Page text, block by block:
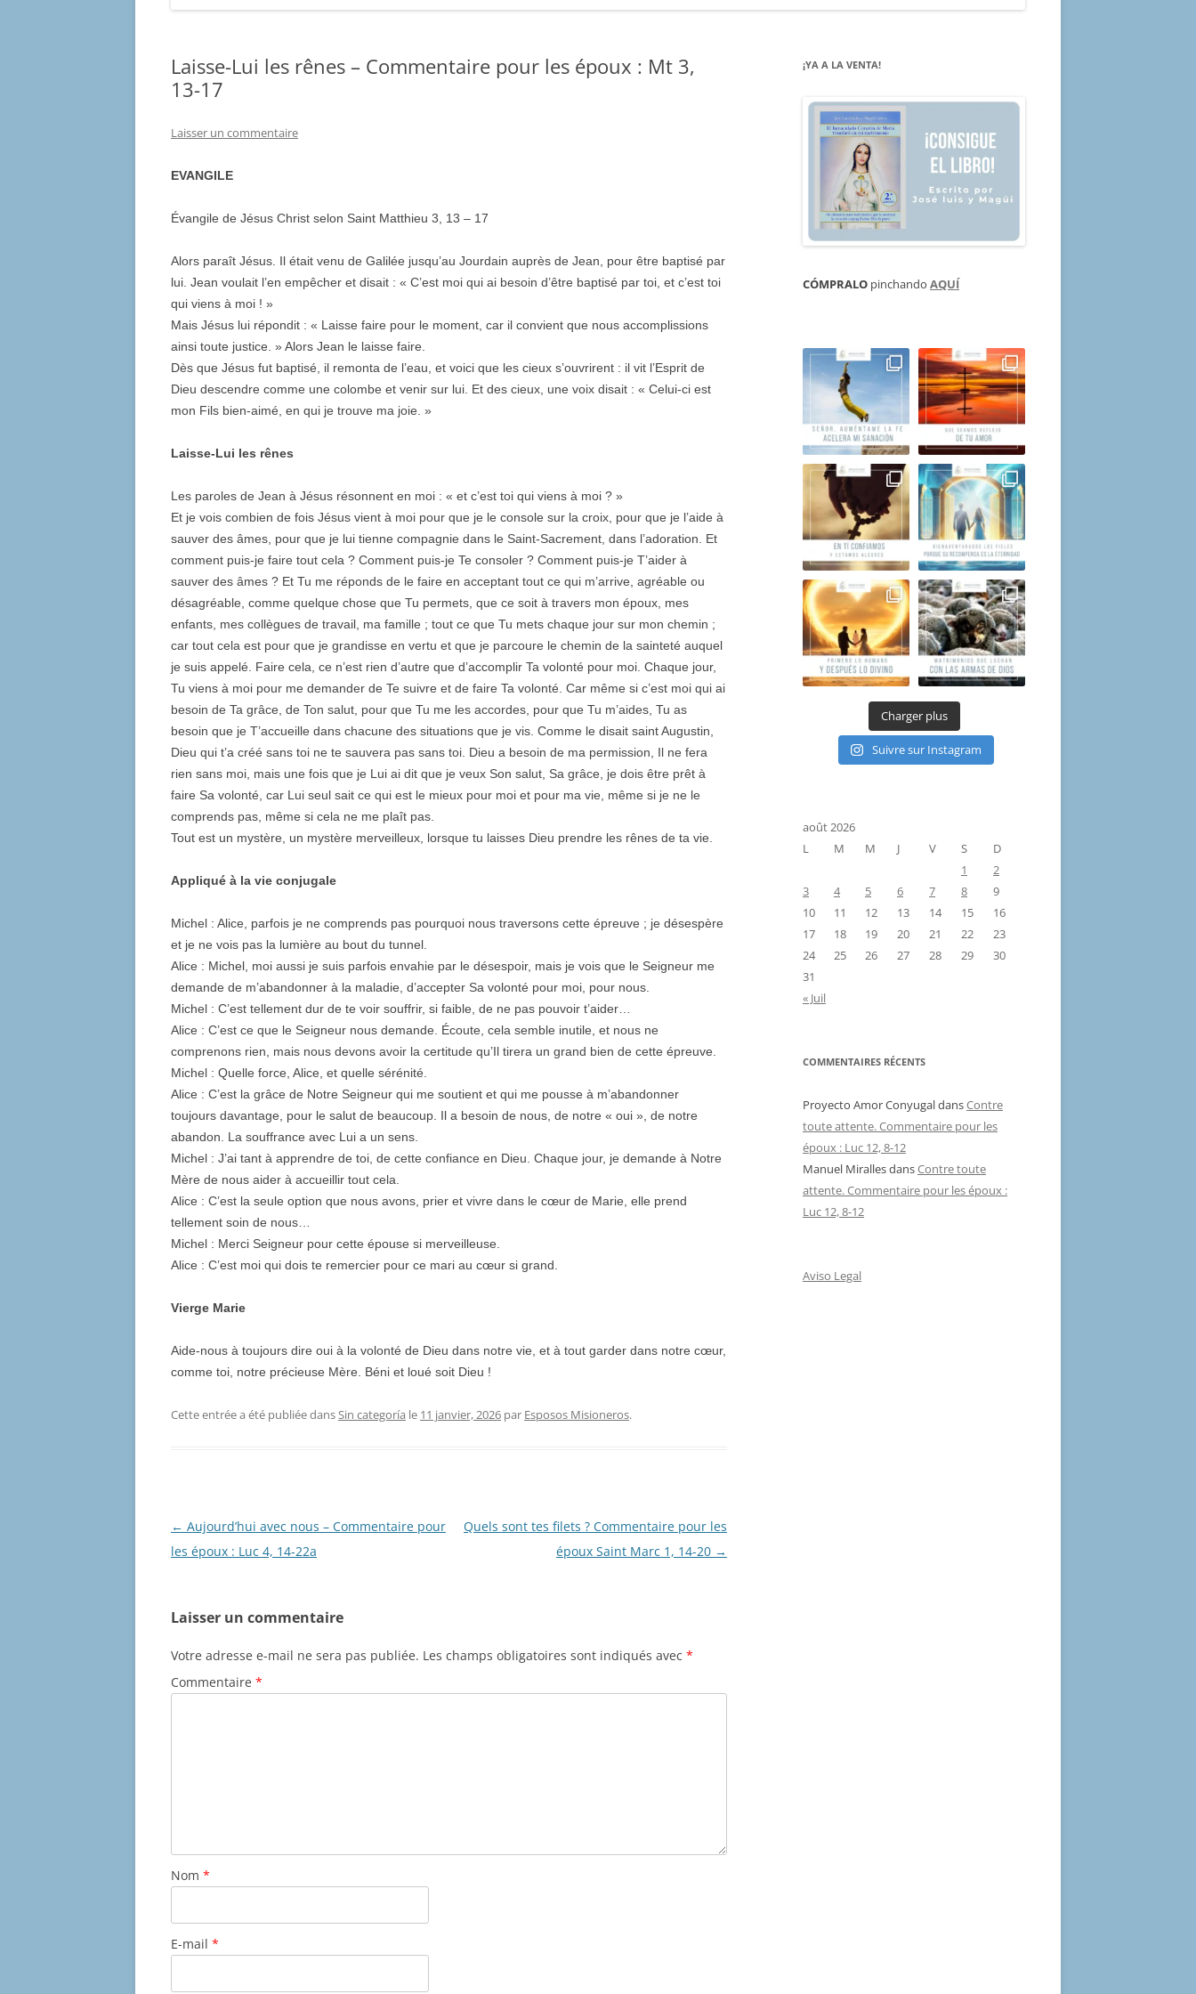
Laisse-Lui les rênes – Commentaire pour les époux : Mt 3,
13-17
Laisser un commentaire
EVANGILE
Évangile de Jésus Christ selon Saint Matthieu 3, 13 – 17
Alors paraît Jésus. Il était venu de Galilée jusqu’au Jourdain auprès de Jean, pour être baptisé par
lui. Jean voulait l’en empêcher et disait : « C’est moi qui ai besoin d’être baptisé par toi, et c’est toi
qui viens à moi ! »
Mais Jésus lui répondit : « Laisse faire pour le moment, car il convient que nous accomplissions
ainsi toute justice. » Alors Jean le laisse faire.
Dès que Jésus fut baptisé, il remonta de l’eau, et voici que les cieux s’ouvrirent : il vit l’Esprit de
Dieu descendre comme une colombe et venir sur lui. Et des cieux, une voix disait : « Celui-ci est
mon Fils bien-aimé, en qui je trouve ma joie. »
Laisse-Lui les rênes
Les paroles de Jean à Jésus résonnent en moi : « et c’est toi qui viens à moi ? »
Et je vois combien de fois Jésus vient à moi pour que je le console sur la croix, pour que je l’aide à
sauver des âmes, pour que je lui tienne compagnie dans le Saint-Sacrement, dans l’adoration. Et
comment puis-je faire tout cela ? Comment puis-je Te consoler ? Comment puis-je T’aider à
sauver des âmes ? Et Tu me réponds de le faire en acceptant tout ce qui m’arrive, agréable ou
désagréable, comme quelque chose que Tu permets, que ce soit à travers mon époux, mes
enfants, mes collègues de travail, ma famille ; tout ce que Tu mets chaque jour sur mon chemin ;
car tout cela est pour que je grandisse en vertu et que je parcoure le chemin de la sainteté auquel
je suis appelé. Faire cela, ce n’est rien d’autre que d’accomplir Ta volonté pour moi. Chaque jour,
Tu viens à moi pour me demander de Te suivre et de faire Ta volonté. Car même si c’est moi qui ai
besoin de Ta grâce, de Ton salut, pour que Tu me les accordes, pour que Tu m’aides, Tu as
besoin que je T’accueille dans chacune des situations que je vis. Comme le disait saint Augustin,
Dieu qui t’a créé sans toi ne te sauvera pas sans toi. Dieu a besoin de ma permission, Il ne fera
rien sans moi, mais une fois que je Lui ai dit que je veux Son salut, Sa grâce, je dois être prêt à
faire Sa volonté, car Lui seul sait ce qui est le mieux pour moi et pour ma vie, même si je ne le
comprends pas, même si cela ne me plaît pas.
Tout est un mystère, un mystère merveilleux, lorsque tu laisses Dieu prendre les rênes de ta vie.
Appliqué à la vie conjugale
Michel : Alice, parfois je ne comprends pas pourquoi nous traversons cette épreuve ; je désespère
et je ne vois pas la lumière au bout du tunnel.
Alice : Michel, moi aussi je suis parfois envahie par le désespoir, mais je vois que le Seigneur me
demande de m’abandonner à la maladie, d’accepter Sa volonté pour moi, pour nous.
Michel : C’est tellement dur de te voir souffrir, si faible, de ne pas pouvoir t’aider…
Alice : C’est ce que le Seigneur nous demande. Écoute, cela semble inutile, et nous ne
comprenons rien, mais nous devons avoir la certitude qu’Il tirera un grand bien de cette épreuve.
Michel : Quelle force, Alice, et quelle sérénité.
Alice : C’est la grâce de Notre Seigneur qui me soutient et qui me pousse à m’abandonner
toujours davantage, pour le salut de beaucoup. Il a besoin de nous, de notre « oui », de notre
abandon. La souffrance avec Lui a un sens.
Michel : J’ai tant à apprendre de toi, de cette confiance en Dieu. Chaque jour, je demande à Notre
Mère de nous aider à accueillir tout cela.
Alice : C’est la seule option que nous avons, prier et vivre dans le cœur de Marie, elle prend
tellement soin de nous…
Michel : Merci Seigneur pour cette épouse si merveilleuse.
Alice : C’est moi qui dois te remercier pour ce mari au cœur si grand.
Vierge Marie
Aide-nous à toujours dire oui à la volonté de Dieu dans notre vie, et à tout garder dans notre cœur,
comme toi, notre précieuse Mère. Béni et loué soit Dieu !
Cette entrée a été publiée dansSin categoría le 11 janvier, 2026 par Esposos Misioneros.
Navigation
des
← Aujourd’hui avec nous – Commentaire pour
les époux : Luc 4, 14-22a
Quels sont tes filets ? Commentaire pour les
époux Saint Marc 1, 14-20 →
Laisser un commentaire
Votre adresse e-mail ne sera pas publiée. Les champs obligatoires sont indiqués avec *
Commentaire *
Nom *
E-mail *
¡YA A LA VENTA!
CÓMPRALO pinchando AQUÍ
Charger plus
Suivre sur Instagram
août 2026
L
M M J V S
D
1
2
3
4 5 6 7 8
9
10
11 12 13 14 15
16
17
18 19 20 21 22
23
24
25 26 27 28 29
30
31
« Juil
COMMENTAIRES RÉCENTS
Proyecto Amor ConyugaldansContre
toute attente. Commentaire pour les
époux : Luc 12, 8-12
Manuel MirallesdansContre toute
attente. Commentaire pour les époux :
Luc 12, 8-12
Aviso Legal